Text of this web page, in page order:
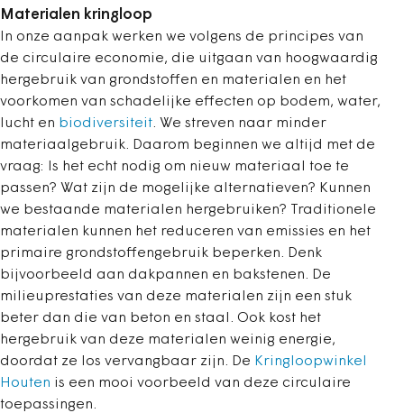
Materialen kringloop
In onze aanpak werken we volgens de principes van
de circulaire economie, die uitgaan van hoogwaardig
hergebruik van grondstoffen en materialen en het
voorkomen van schadelijke effecten op bodem, water,
lucht en biodiversiteit. We streven naar minder
materiaalgebruik. Daarom beginnen we altijd met de
vraag: Is het echt nodig om nieuw materiaal toe te
passen? Wat zijn de mogelijke alternatieven? Kunnen
we bestaande materialen hergebruiken? Traditionele
materialen kunnen het reduceren van emissies en het
primaire grondstoffengebruik beperken. Denk
bijvoorbeeld aan dakpannen en bakstenen. De
milieuprestaties van deze materialen zijn een stuk
beter dan die van beton en staal. Ook kost het
hergebruik van deze materialen weinig energie,
doordat ze los vervangbaar zijn. De Kringloopwinkel
Houten is een mooi voorbeeld van deze circulaire
toepassingen.